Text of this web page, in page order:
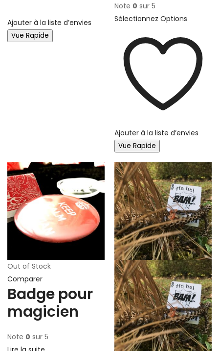
Ajouter à la liste d’envies
Vue Rapide
Note 0 sur 5
Sélectionnez Options
Ajouter à la liste d’envies
Vue Rapide
Out of Stock
Comparer
Badge pour
magicien
Note 0 sur 5